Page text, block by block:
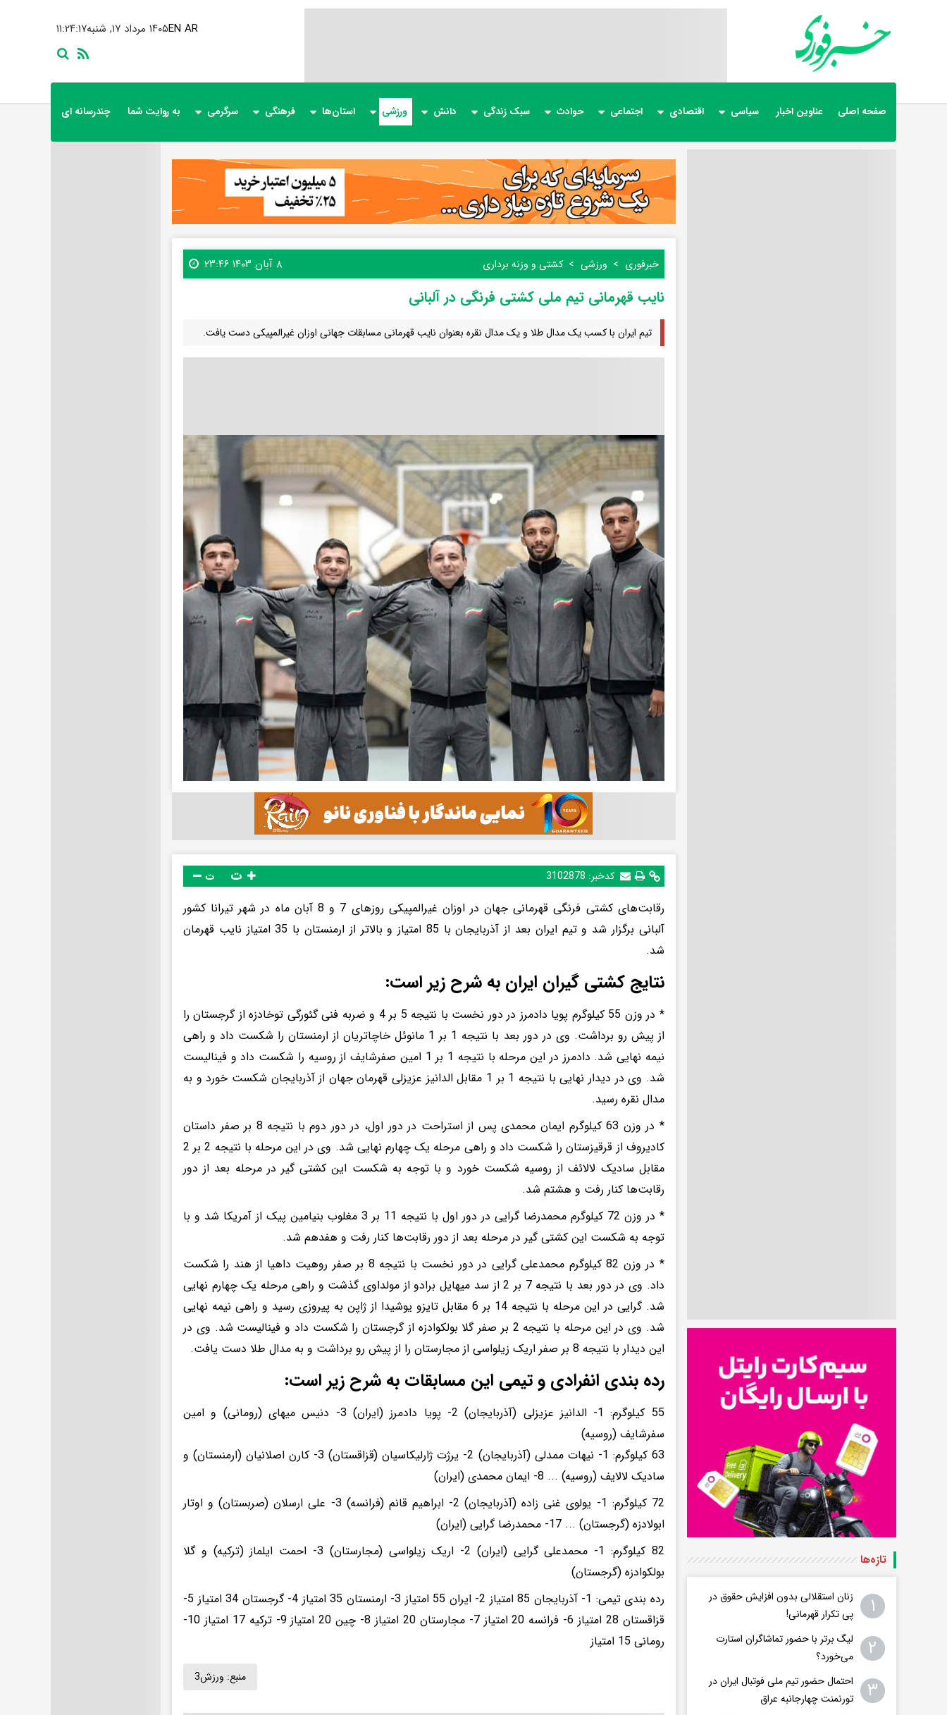
۱۱:۲۴:۱۹ ۱۴۰۵ مرداد ۱۷, شنبهEN AR
صفحه اصلی عناوین اخبار سیاسی اقتصادی اجتماعی حوادث سبک زندگی دانش ورزشی استان‌ها فرهنگی سرگرمی به روایت شما چندرسانه ای
خبرفوری ورزشی کشتی و وزنه برداری ۸ آبان ۱۴۰۳ ۲۳:۴۶
نایب قهرمانی تیم ملی کشتی فرنگی در آلبانی
تیم ایران با کسب یک مدال طلا و یک مدال نقره بعنوان نایب قهرمانی مسابقات جهانی اوزان غیرالمپیکی دست یافت.
کدخبر: 3102878 ت
رقابت‌های کشتی فرنگی قهرمانی جهان در اوزان غیرالمپیکی روزهای 7 و 8 آبان ماه در شهر تیرانا کشور
آلبانی برگزار شد و تیم ایران بعد از آذربایجان با 85 امتیاز و بالاتر از ارمنستان با 35 امتیاز نایب قهرمان
شد.
نتایج کشتی گیران ایران به شرح زیر است:
* در وزن 55 کیلوگرم پویا دادمرز در دور نخست با نتیجه 5 بر 4 و ضربه فنی گئورگی توخادزه از گرجستان را
از پیش رو برداشت. وی در دور بعد با نتیجه 1 بر 1 مانوئل خاچاتریان از ارمنستان را شکست داد و راهی
نیمه نهایی شد. دادمرز در این مرحله با نتیجه 1 بر 1 امین صفرشایف از روسیه را شکست داد و فینالیست
شد. وی در دیدار نهایی با نتیجه 1 بر 1 مقابل الدانیز عزیزلی قهرمان جهان از آذربایجان شکست خورد و به
مدال نقره رسید.
* در وزن 63 کیلوگرم ایمان محمدی پس از استراحت در دور اول، در دور دوم با نتیجه 8 بر صفر داستان
کادیروف از قرقیزستان را شکست داد و راهی مرحله یک چهارم نهایی شد. وی در این مرحله با نتیجه 2 بر 2
مقابل سادیک لالائف از روسیه شکست خورد و با توجه به شکست این کشتی گیر در مرحله بعد از دور
رقابت‌ها کنار رفت و هشتم شد.
* در وزن 72 کیلوگرم محمدرضا گرایی در دور اول با نتیجه 11 بر 3 مغلوب بنیامین پیک از آمریکا شد و با
توجه به شکست این کشتی گیر در مرحله بعد از دور رقابت‌ها کنار رفت و هفدهم شد.
* در وزن 82 کیلوگرم محمدعلی گرایی در دور نخست با نتیجه 8 بر صفر روهیت داهیا از هند را شکست
داد. وی در دور بعد با نتیجه 7 بر 2 از سد میهایل برادو از مولداوی گذشت و راهی مرحله یک چهارم نهایی
شد. گرایی در این مرحله با نتیجه 14 بر 6 مقابل تایزو یوشیدا از ژاپن به پیروزی رسید و راهی نیمه نهایی
شد. وی در این مرحله با نتیجه 2 بر صفر گلا بولکوادزه از گرجستان را شکست داد و فینالیست شد. وی در
این دیدار با نتیجه 8 بر صفر اریک زیلواسی از مجارستان را از پیش رو برداشت و به مدال طلا دست یافت.
رده بندی انفرادی و تیمی این مسابقات به شرح زیر است:
55 کیلوگرم: 1- الدانیز عزیزلی (آذربایجان) 2- پویا دادمرز (ایران) 3- دنیس میهای (رومانی) و امین
سفرشایف (روسیه)
63 کیلوگرم: 1- نیهات ممدلی (آذربایجان) 2- یرژت ژارلیکاسیان (قزاقستان) 3- کارن اصلانیان (ارمنستان) و
سادیک لالایف (روسیه) ... 8- ایمان محمدی (ایران)
72 کیلوگرم: 1- یولوی غنی زاده (آذربایجان) 2- ابراهیم قانم (فرانسه) 3- علی ارسلان (صربستان) و اوتار
ابولادزه (گرجستان) ... 17- محمدرضا گرایی (ایران)
82 کیلوگرم: 1- محمدعلی گرایی (ایران) 2- اریک زیلواسی (مجارستان) 3- احمت ایلماز (ترکیه) و گلا
بولکوادزه (گرجستان)
رده بندی تیمی: 1- آذربایجان 85 امتیاز 2- ایران 55 امتیاز 3- ارمنستان 35 امتیاز 4- گرجستان 34 امتیاز 5-
قزاقستان 28 امتیاز 6- فرانسه 20 امتیاز 7- مجارستان 20 امتیاز 8- چین 20 امتیاز 9- ترکیه 17 امتیاز 10-
رومانی 15 امتیاز
منبع: ورزش3
تازه‌ها
۱
زنان استقلالی بدون افزایش حقوق در
پی تکرار قهرمانی!
۲
لیگ برتر با حضور تماشاگران استارت
می‌خورد؟
۳
احتمال حضور تیم ملی فوتبال ایران در
تورنمنت چهارجانبه عراق